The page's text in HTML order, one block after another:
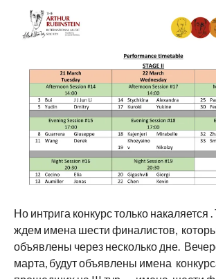
Но интрига конкурс только накаляется
ждем имена шести финалистов,
объявлены через несколько дне.
марта, будут объявлены имена